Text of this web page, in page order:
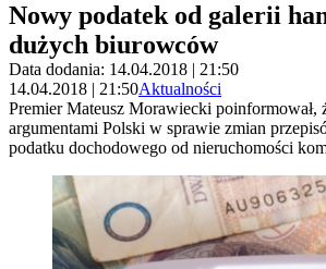
Nowy podatek od galerii
dużych biurowców
Data dodania: 14.04.2018 | 21:50
14.04.2018 | 21:50Aktualności
Premier Mateusz Morawiecki poinformował,
argumentami Polski w sprawie zmian
podatku dochodowego od nieruchomości